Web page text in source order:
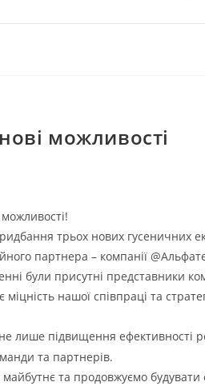
можливості
трьох нових гусеничних
партнера – компанії
були присутні представники
нашої співпраці та
лише підвищення ефективності
та партнерів.
та продовжуємо будувати